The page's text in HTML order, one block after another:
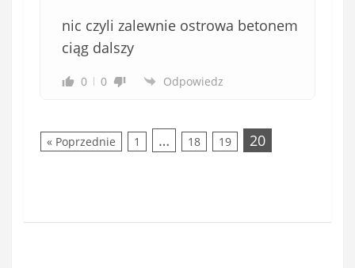
nic czyli zalewnie ostrowa betonem
ciąg dalszy
0 0 Odpowiedz
« Poprzednie 1 … 18 19 20